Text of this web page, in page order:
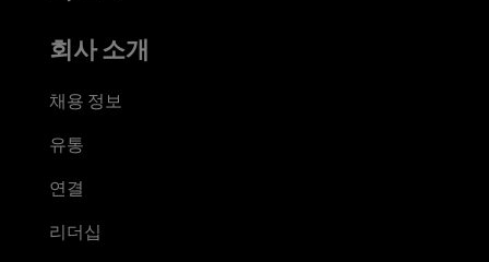
회사 소개
채용 정보
유통
연결
리더십